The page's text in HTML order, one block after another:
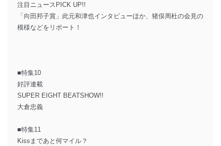
注目ニュースPICK UP!!
「向田邦子賞」此元和津也インタビューほか、猪俣周杜の会見の
模様などをリポート！
■特集10
好評連載
SUPER EIGHT BEATSHOW!!
大倉忠義
■特集11
Kissまであと何マイル？